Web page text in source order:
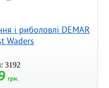
і риболовлі DEMAR
Waders
3192
грн.